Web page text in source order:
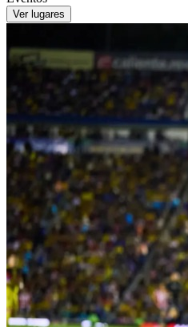
Ver lugares